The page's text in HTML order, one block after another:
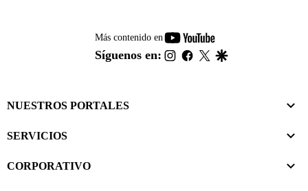
Más contenido en
youtube-
footer
Síguenos en: instagram
facebook
twitter
NUESTROS PORTALES
SERVICIOS
CORPORATIVO